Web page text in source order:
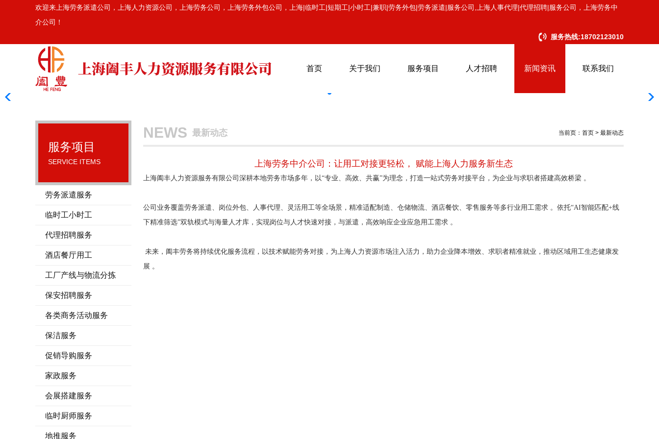
欢迎来上海劳务派遣公司，上海人力资源公司，上海劳务公司，上海劳务外包公司，上海|临时工|短期工|小时工|兼职|劳务外包|劳务派遣|服务公司,上海人事代理|代理招聘|服务公司，上海劳务中
介公司！
服务热线:18702123010
首页 关于我们 服务项目 人才招聘 新闻资讯 联系我们
服务项目
SERVICE ITEMS
劳务派遣服务
临时工小时工
代理招聘服务
酒店餐厅用工
工厂产线与物流分拣
保安招聘服务
各类商务活动服务
保洁服务
促销导购服务
家政服务
会展搭建服务
临时厨师服务
地推服务
NEWS 最新动态 当前页：首页 > 最新动态
上海劳务中介公司：让用工对接更轻松， 赋能上海人力服务新生态
上海阖丰人力资源服务有限公司深耕本地劳务市场多年，以“专业、高效、共赢”为理念，打造一站式劳务对接平台，为企业与求职者搭建高效桥梁 。
公司业务覆盖劳务派遣、岗位外包、人事代理、灵活用工等全场景，精准适配制造、仓储物流、酒店餐饮、零售服务等多行业用工需求 。依托“AI智能匹配+线
下精准筛选”双轨模式与海量人才库，实现岗位与人才快速对接，与派遣，高效响应企业应急用工需求 。
未来，阖丰劳务将持续优化服务流程，以技术赋能劳务对接，为上海人力资源市场注入活力，助力企业降本增效、求职者精准就业，推动区域用工生态健康发
展 。